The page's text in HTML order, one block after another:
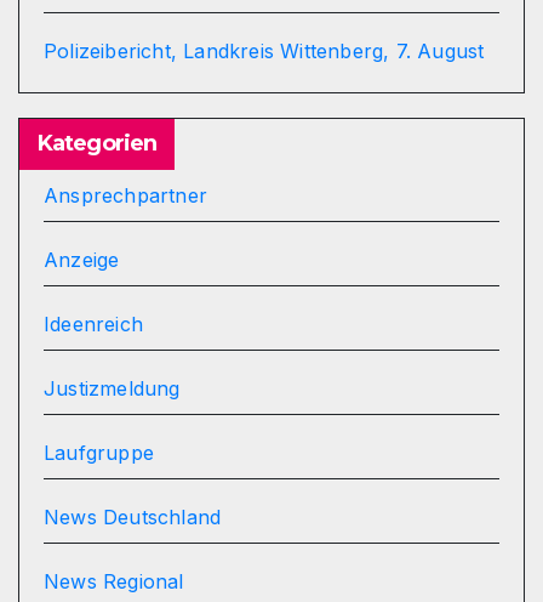
Polizeibericht, Landkreis Wittenberg, 7. August
Kategorien
Ansprechpartner
Anzeige
Ideenreich
Justizmeldung
Laufgruppe
News Deutschland
News Regional